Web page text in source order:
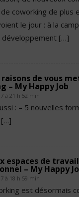
de coworking de plus
le jour : à la
[…]
raisons de vous
– My Happy Job
à 21 h 52 min
: – 5 nouvelles
[…]
espaces de
– My Happy
à 18 h 59 min
est désormais